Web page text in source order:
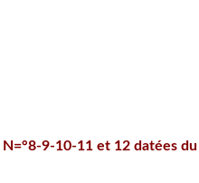
9-10-11 et 12 datées